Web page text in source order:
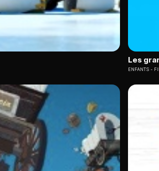
Les
ENFANTS